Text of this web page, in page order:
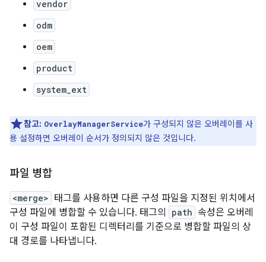
vendor
odm
oem
product
system_ext
참고: OverlayManagerService가 구성되지 않은 오버레이를 사
용 설정하면 오버레이 순서가 정의되지 않은 것입니다.
파일 병합
<merge> 태그를 사용하면 다른 구성 파일을 지정된 위치에서
구성 파일에 병합할 수 있습니다. 태그의
path 속성은 오버레
이 구성 파일이 포함된 디렉터리를 기준으로 병합할 파일의 상
대 경로를 나타냅니다.